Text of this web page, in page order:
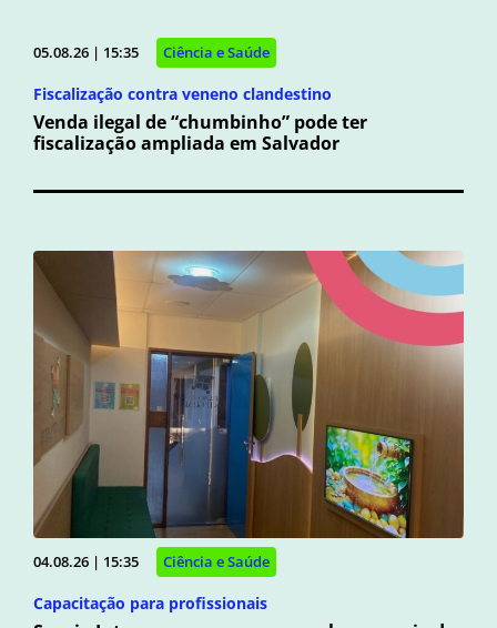
05.08.26 | 15:35 Ciência e Saúde
Fiscalização contra veneno clandestino
Venda ilegal de “chumbinho” pode ter
fiscalização ampliada em Salvador
04.08.26 | 15:35 Ciência e Saúde
Capacitação para profissionais